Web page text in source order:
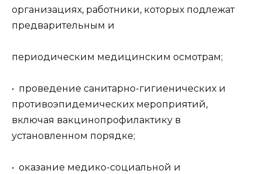
организациях, работники, которых подлежат
предварительным и
периодическим медицинским осмотрам;
• проведение санитарно-гигиенических и
противоэпидемических мероприятий,
включая вакцинопрофилактику в
установленном порядке;
• оказание медико-социальной и